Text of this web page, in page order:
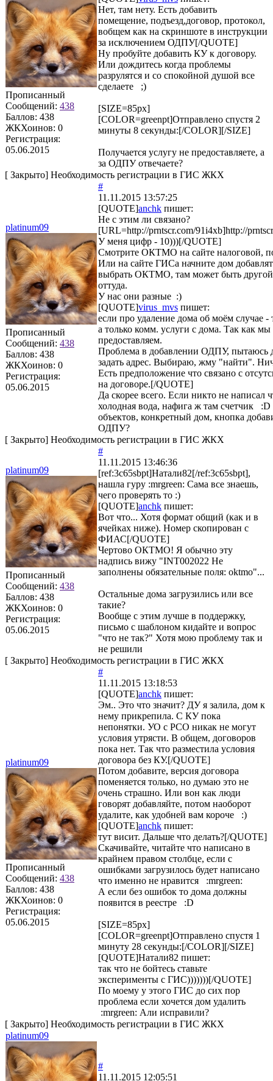
Прописанный
Сообщений: 438
Баллов: 438
ЖКХоинов: 0
Регистрация:
05.06.2015
Нет, там нету. Есть добавить
помещение, подъезд,договор, протокол,
вобщем как на скриншоте в инструкции
за исключением ОДПУ[/QUOTE]
Ну пробуйте добавить КУ к договору.
Или дождитесь когда проблемы
разрулятся и со спокойной душой все
сделаете ;)
[SIZE=85px]
[COLOR=greenpt]Отправлено спустя 2
минуты 8 секунды:[/COLOR][/SIZE]
Получается услугу не предоставляете, а
за ОДПУ отвечаете?
[ Закрыто] Необходимость регистрации в ГИС ЖКХ
platinum09
Прописанный
Сообщений: 438
Баллов: 438
ЖКХоинов: 0
Регистрация:
05.06.2015
#
11.11.2015 13:57:25
[QUOTE]anchk пишет:
Не с этим ли связано?
[URL=http://prntscr.com/91i4xb]http://
У меня цифр - 10)))[/QUOTE]
Смотрите ОКТМО на сайте налоговой,
Или на сайте ГИСа начните дом
выбрать ОКТМО, там может быть
оттуда.
У нас они разные :)
[QUOTE]virus_mvs пишет:
если про удаление дома об моём случае -
а только комм. услуги с дома. Так как мы
предоставляем.
Проблема в добавлении ОДПУ, пытаюсь
задать адрес. Выбираю, жму "найти".
Есть предположение что связано с
на договоре.[/QUOTE]
Да скорее всего. Если никто не написал
холодная вода, нафига ж там счетчик :D
объектов, конкретный дом, кнопка
ОДПУ?
[ Закрыто] Необходимость регистрации в ГИС ЖКХ
platinum09
Прописанный
Сообщений: 438
Баллов: 438
ЖКХоинов: 0
Регистрация:
05.06.2015
#
11.11.2015 13:46:36
[ref:3c65sbpt]Натали82[/ref:3c65sbpt],
нашла гуру :mrgreen: Сама все знаешь,
чего проверять то :)
[QUOTE]anchk пишет:
Вот что... Хотя формат общий (как и в
ячейках ниже). Номер скопирован с
ФИАС[/QUOTE]
Чертово ОКТМО! Я обычно эту
надпись вижу "INT002022 Не
заполнены обязательные поля: oktmo"...
Остальные дома загрузились или все
такие?
Вообще с этим лучше в поддержку,
письмо с шаблоном кидайте и вопрос
"что не так?" Хотя мою проблему так и
не решили
[ Закрыто] Необходимость регистрации в ГИС ЖКХ
platinum09
Прописанный
Сообщений: 438
Баллов: 438
ЖКХоинов: 0
Регистрация:
05.06.2015
#
11.11.2015 13:18:53
[QUOTE]anchk пишет:
Эм.. Это что значит? ДУ я залила, дом к
нему прикрепила. С КУ пока
непонятки. УО с РСО никак не могут
условия утрясти. В общем, договоров
пока нет. Так что разместила условия
договора без КУ.[/QUOTE]
Потом добавите, версия договора
поменяется только, но думаю это не
очень страшно. Или вон как люди
говорят добавляйте, потом наоборот
удалите, как удобней вам короче :)
[QUOTE]anchk пишет:
тут висит. Дальше что делать?[/QUOTE]
Скачивайте, читайте что написано в
крайнем правом столбце, если с
ошибками загрузилось будет написано
что именно не нравится :mrgreen:
А если без ошибок то дома должны
появится в реестре :D
[SIZE=85px]
[COLOR=greenpt]Отправлено спустя 1
минуту 28 секунды:[/COLOR][/SIZE]
[QUOTE]Натали82 пишет:
так что не бойтесь ставьте
эксперименты с ГИС)))))))[/QUOTE]
По моему у этого ГИС до сих пор
проблема если хочется дом удалить
:mrgreen: Али исправили?
[ Закрыто] Необходимость регистрации в ГИС ЖКХ
platinum09
#
11.11.2015 12:05:51